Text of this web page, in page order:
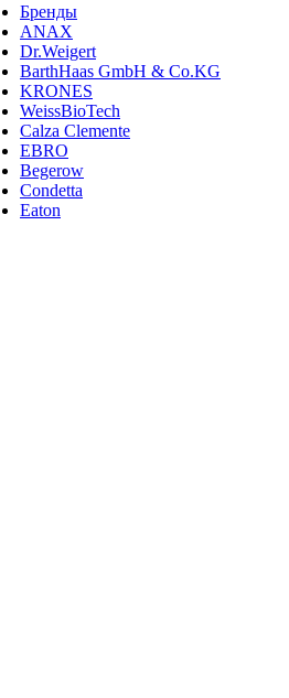
Бренды
ANAX
Dr.Weigert
BarthHaas GmbH & Co.KG
KRONES
WeissBioTech
Calza Clemente
EBRO
Begerow
Condetta
Eaton